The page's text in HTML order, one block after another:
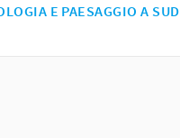
E PAESAGGIO A SUD